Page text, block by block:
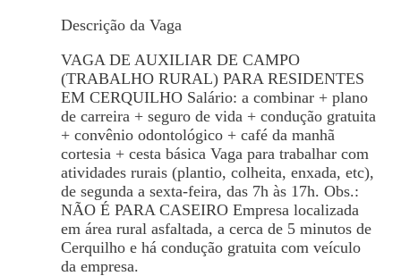
Descrição da Vaga
VAGA DE AUXILIAR DE CAMPO
(TRABALHO RURAL) PARA RESIDENTES
EM CERQUILHO Salário: a combinar + plano
de carreira + seguro de vida + condução gratuita
+ convênio odontológico + café da manhã
cortesia + cesta básica Vaga para trabalhar com
atividades rurais (plantio, colheita, enxada, etc),
de segunda a sexta-feira, das 7h às 17h. Obs.:
NÃO É PARA CASEIRO Empresa localizada
em área rural asfaltada, a cerca de 5 minutos de
Cerquilho e há condução gratuita com veículo
da empresa.